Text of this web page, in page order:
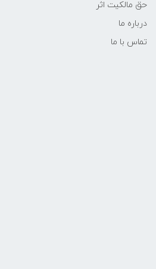
حق مالکیت اثر
درباره ما
تماس با ما